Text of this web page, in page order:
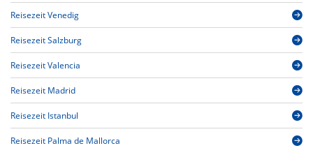
Reisezeit Venedig
Reisezeit Salzburg
Reisezeit Valencia
Reisezeit Madrid
Reisezeit Istanbul
Reisezeit Palma de Mallorca